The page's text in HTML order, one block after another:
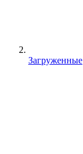
Загруженные